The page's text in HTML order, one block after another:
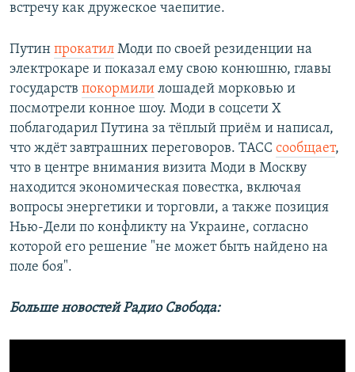
встречу как дружеское чаепитие.
Путин прокатил Моди по своей резиденции на
электрокаре и показал ему свою конюшню, главы
государств покормили лошадей морковью и
посмотрели конное шоу. Моди в соцсети Х
поблагодарил Путина за тёплый приём и написал,
что ждёт завтрашних переговоров. ТАСС сообщает,
что в центре внимания визита Моди в Москву
находится экономическая повестка, включая
вопросы энергетики и торговли, а также позиция
Нью-Дели по конфликту на Украине, согласно
которой его решение "не может быть найдено на
поле боя".
Больше новостей Радио Свобода: